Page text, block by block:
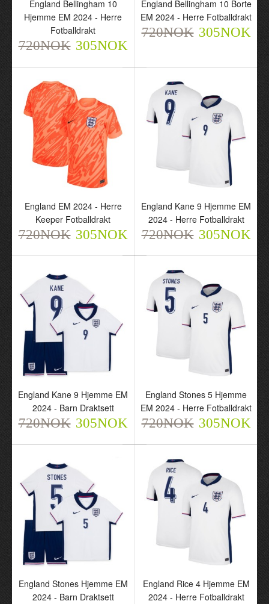
Fotballdrakt
720NOK 305NOK
Fotballdrakt
720NOK 305NOK
England EM 2024 - Herre
Keeper Fotballdrakt
England Kane 9 Hjemme
EM 2024 - Herre
Fotballdrakt
720NOK
England Kane 9 Hjemme
EM 2024 - Barn Draktsett
720NOK 305NOK
England Stones 5
Hjemme EM 2024 - Herre
720NOK
England Bellingham 10
Hjemme EM 2024 - Herre
Fotballdrakt
720NOK 305NOK
England Bellingham 10 Borte
EM 2024 - Herre Fotballdrakt
720NOK 305NOK
England EM 2024 - Herre
Keeper Fotballdrakt
720NOK 305NOK
England Kane 9 Hjemme EM
2024 - Herre Fotballdrakt
720NOK 305NOK
England Kane 9 Hjemme EM
2024 - Barn Draktsett
720NOK 305NOK
England Stones 5 Hjemme
EM 2024 - Herre Fotballdrakt
720NOK 305NOK
England Stones Hjemme EM
2024 - Barn Draktsett
England Rice 4 Hjemme EM
2024 - Herre Fotballdrakt